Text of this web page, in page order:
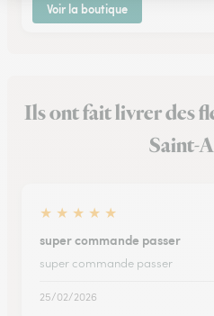
Voir la boutique
Ils ont fait livrer des
Saint-
★ ★ ★ ★ ★
super commande passer
super commande passer
25/02/2026